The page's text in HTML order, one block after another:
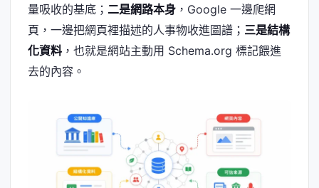
量吸收的基底； 二是網路本身 ，Google 一邊爬網
頁，一邊把網頁裡描述的人事物收進圖譜； 三是結構
化資料 ，也就是網站主動用 Schema.org 標記餵進
去的內容。